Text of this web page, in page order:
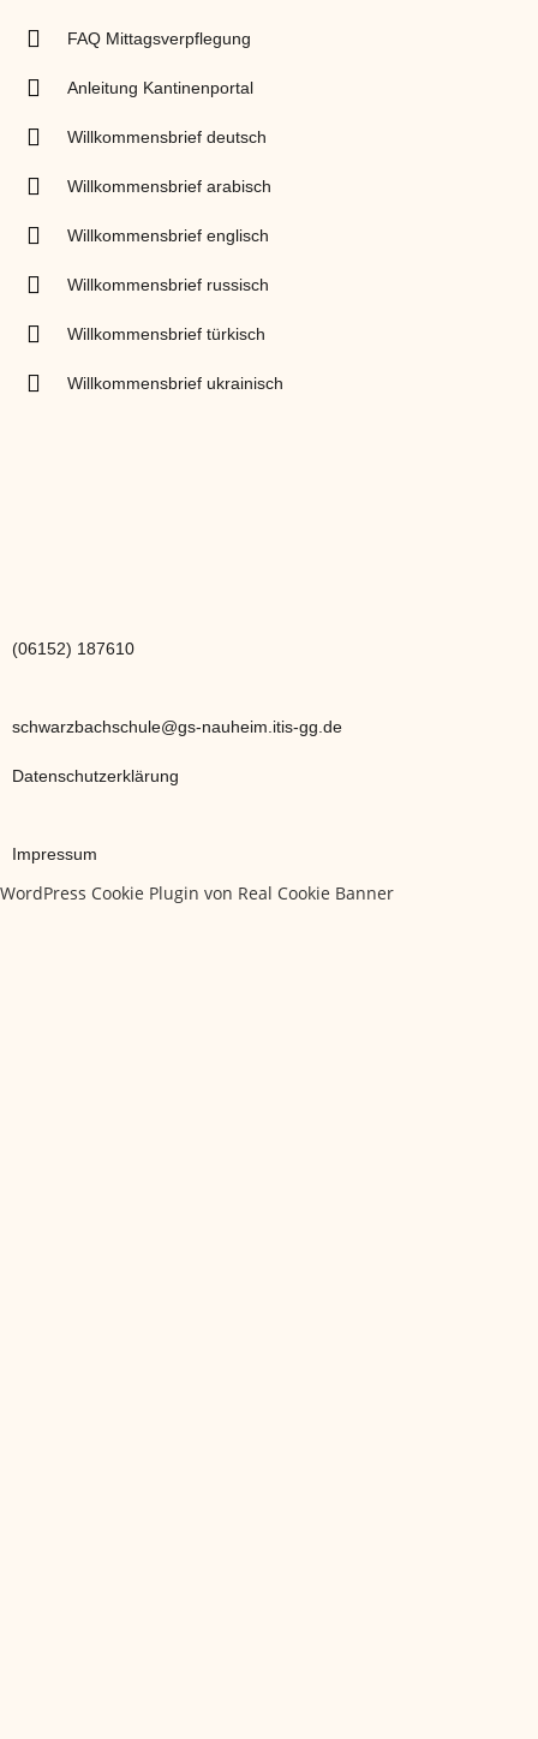
FAQ Mittagsverpflegung
Anleitung Kantinenportal
Willkommensbrief deutsch
Willkommensbrief arabisch
Willkommensbrief englisch
Willkommensbrief russisch
Willkommensbrief türkisch
Willkommensbrief ukrainisch
(06152) 187610
schwarzbachschule@gs-nauheim.itis-gg.de
Datenschutzerklärung
Impressum
WordPress Cookie Plugin von Real Cookie Banner